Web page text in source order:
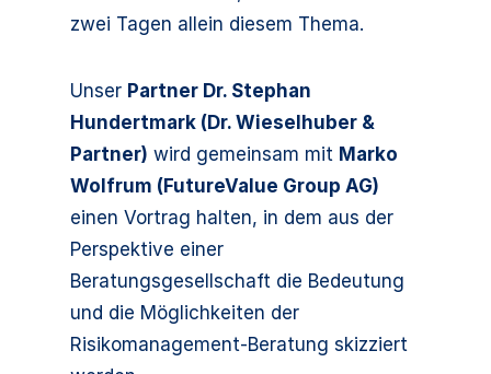
zwei Tagen allein diesem Thema.
Unser Partner Dr. Stephan
Hundertmark (Dr. Wieselhuber &
Partner) wird gemeinsam mit Marko
Wolfrum (FutureValue Group AG)
einen Vortrag halten, in dem aus der
Perspektive einer
Beratungsgesellschaft die Bedeutung
und die Möglichkeiten der
Risikomanagement-Beratung skizziert